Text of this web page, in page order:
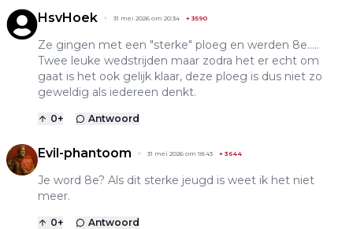
HsvHoek 31 mei 2026 om 20:34 + 3590
Ze gingen met een "sterke" ploeg en werden 8e.....
Twee leuke wedstrijden maar zodra het er echt om
gaat is het ook gelijk klaar, deze ploeg is dus niet zo
geweldig als iedereen denkt.
0+ Antwoord
Evil-phantoom 31 mei 2026 om 18:43 + 3644
Je word 8e? Als dit sterke jeugd is weet ik het niet
meer.
0+ Antwoord